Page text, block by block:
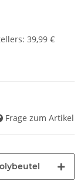
: 39,99 €
Frage zum Artikel